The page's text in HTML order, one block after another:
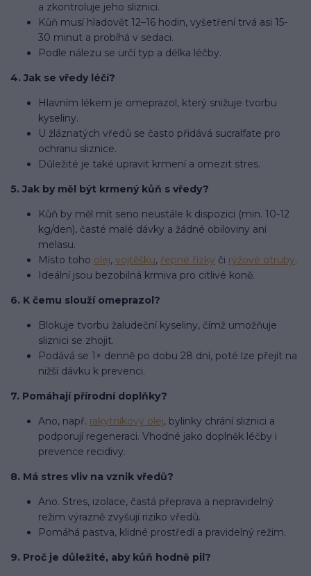
a zkontroluje jeho sliznici.
Kůň musí hladovět 12–16 hodin, vyšetření trvá asi 15-
30 minut a probíhá v sedaci.
Podle nálezu se určí typ a délka léčby.
4. Jak se vředy léčí?
Hlavním lékem je omeprazol, který snižuje tvorbu
kyseliny.
U žláznatých vředů se často přidává sucralfate pro
ochranu sliznice.
Důležité je také upravit krmení a omezit stres.
5. Jak by měl být krmený kůň s vředy?
Kůň by měl mít seno neustále k dispozici (min. 10-12
kg/den), časté malé dávky a žádné obiloviny ani
melasu.
Místo toho olej, vojtěšku, řepné řízky či rýžové otruby.
Ideální jsou bezobilná krmiva pro citlivé koně.
6. K čemu slouží omeprazol?
Blokuje tvorbu žaludeční kyseliny, čímž umožňuje
sliznici se zhojit.
Podává se 1× denně po dobu 28 dní, poté lze přejít na
nižší dávku k prevenci.
7. Pomáhají přírodní doplňky?
Ano, např. rakytníkový olej, bylinky chrání sliznici a
podporují regeneraci. Vhodné jako doplněk léčby i
prevence recidivy.
8. Má stres vliv na vznik vředů?
Ano. Stres, izolace, častá přeprava a nepravidelný
režim výrazně zvyšují riziko vředů.
Pomáhá pastva, klidné prostředí a pravidelný režim.
9. Proč je důležité, aby kůň hodně pil?